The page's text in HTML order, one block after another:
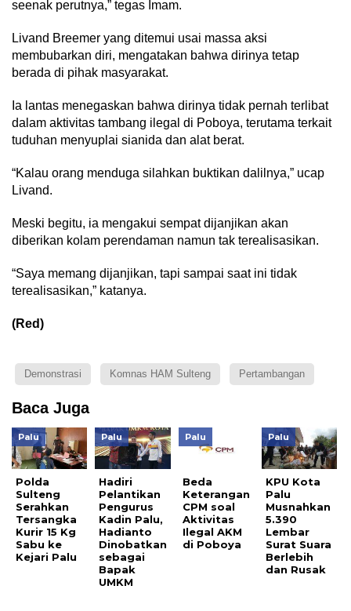
seenak perutnya,” tegas Imam.
Livand Breemer yang ditemui usai massa aksi
membubarkan diri, mengatakan bahwa dirinya tetap
berada di pihak masyarakat.
Ia lantas menegaskan bahwa dirinya tidak pernah terlibat
dalam aktivitas tambang ilegal di Poboya, terutama terkait
tuduhan menyuplai sianida dan alat berat.
“Kalau orang menduga silahkan buktikan dalilnya,” ucap
Livand.
Meski begitu, ia mengakui sempat dijanjikan akan
diberikan kolam perendaman namun tak terealisasikan.
“Saya memang dijanjikan, tapi sampai saat ini tidak
terealisasikan,” katanya.
(Red)
Demonstrasi Komnas HAM Sulteng Pertambangan
Baca Juga
Palu
Polda
Sulteng
Serahkan
Tersangka
Kurir 15 Kg
Sabu ke
Kejari Palu
Palu
Hadiri
Pelantikan
Pengurus
Kadin Palu,
Hadianto
Dinobatkan
sebagai
Bapak
UMKM
Palu
Beda
Keterangan
CPM soal
Aktivitas
Ilegal AKM
di Poboya
Palu
KPU Kota
Palu
Musnahkan
5.390
Lembar
Surat Suara
Berlebih
dan Rusak